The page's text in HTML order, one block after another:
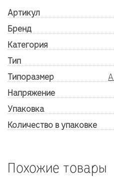
Артикул
Бренд
Категория
Тип
Типоразмер
Напряжение
Упаковка
Количество в упаковке
Похожие товары